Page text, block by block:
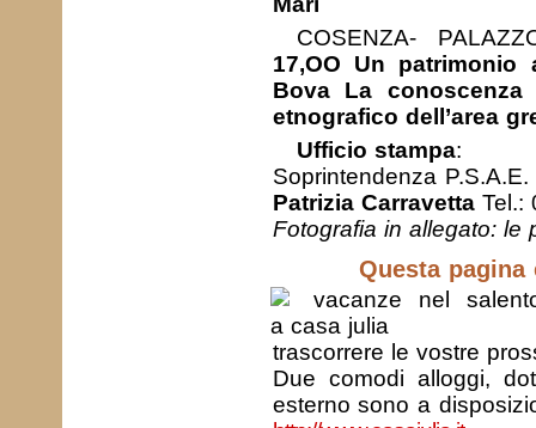
COSENZA-
17,OO Un
Bova La
etnografico dell’area
Ufficio stampa:
Soprintendenza
Patrizia CarravettaTel.:
Fotografia in allegato: le
Questa pagina
trascorrere le vostre
Due comodi alloggi,
esterno sono a